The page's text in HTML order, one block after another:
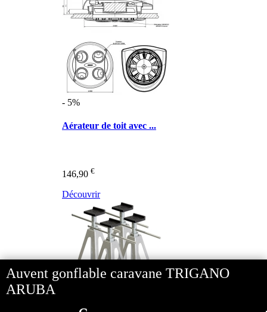
- 5%
Aérateur de toit avec ...
146,90 €
Découvrir
Auvent gonflable caravane TRIGANO
ARUBA